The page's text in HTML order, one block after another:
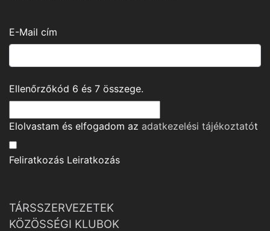
E-Mail cím
Ellenőrzőkód 6 és 7 összege.
Elolvastam és elfogadom az adatkezelési tájékoztatót
Feliratkozás Leiratkozás
TÁRSSZERVEZETEK
KÖZÖSSÉGI KLUBOK